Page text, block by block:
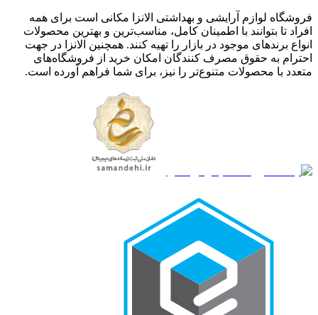
فروشگاه لوازم آرایشی و بهداشتی الانزا مکانی است برای همه
افراد تا بتوانند با اطمینان کامل، مناسب‌ترین و بهترین محصولات
انواع برندهای موجود در بازار را تهیه کنند. همچنین الانزا در جهت
احترام به حقوق مصرف کنندگان امکان خرید از فروشگاه‌های
متعدد با محصولات متنوع‌تر را نیز، برای شما فراهم آورده است.